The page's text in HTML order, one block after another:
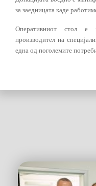
за заедницата каде
Оперативниот стол е
производител на
една од поголемите